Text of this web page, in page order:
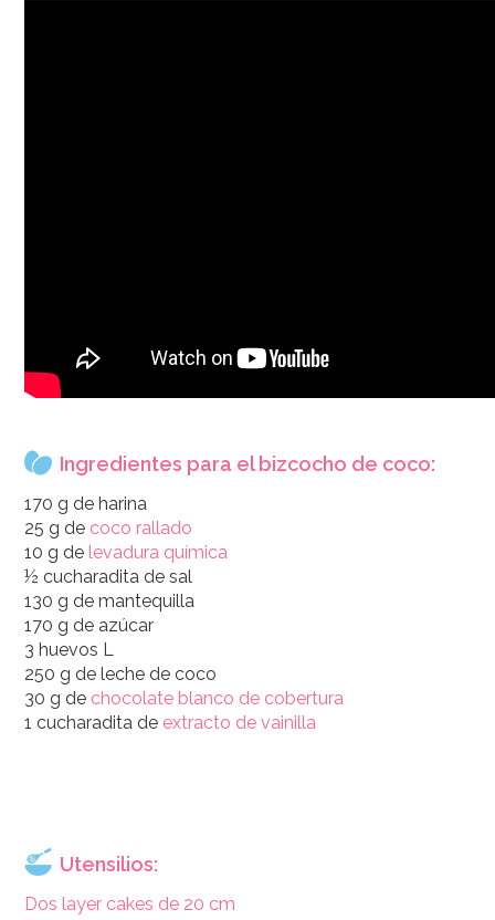
Ingredientes para el bizcocho de coco:
170 g de harina
25 g de coco rallado
10 g de levadura química
½ cucharadita de sal
130 g de mantequilla
170 g de azúcar
3 huevos L
250 g de leche de coco
30 g de chocolate blanco de cobertura
1 cucharadita de extracto de vainilla
Utensilios:
Dos layer cakes de 20 cm